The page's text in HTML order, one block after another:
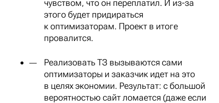
чувством, что он переплатил. И из-за
этого будет придираться
к оптимизаторам. Проект в итоге
провалится.
Реализовать ТЗ вызываются сами
оптимизаторы и заказчик идет на это
в целях экономии. Результат: с большой
вероятностью сайт ломается (даже если